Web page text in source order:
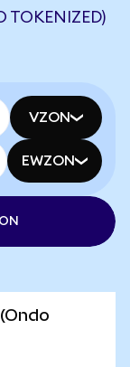
TOKENIZED)
VZON
EWZON
(Ondo